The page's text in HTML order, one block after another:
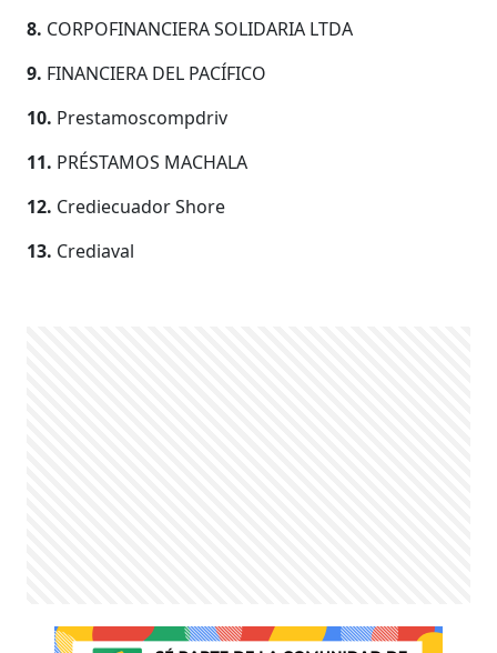
8. CORPOFINANCIERA SOLIDARIA LTDA
9. FINANCIERA DEL PACÍFICO
10. Prestamoscompdriv
11. PRÉSTAMOS MACHALA
12. Crediecuador Shore
13. Crediaval